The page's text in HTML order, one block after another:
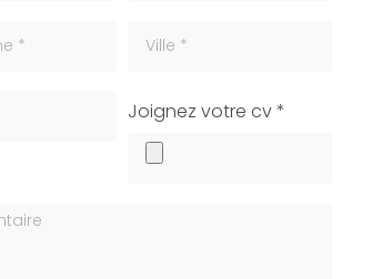
cv
Joignez votre cv *